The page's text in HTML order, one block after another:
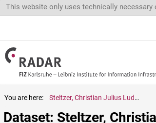
Skip to main content
This website only uses technically
You are here: Steltzer, Christian Julius Ludwig
Dataset: Steltzer,